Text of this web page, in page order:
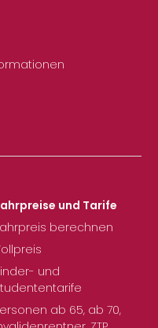
und Tarife
berechnen
und
ab 65, ab 70,